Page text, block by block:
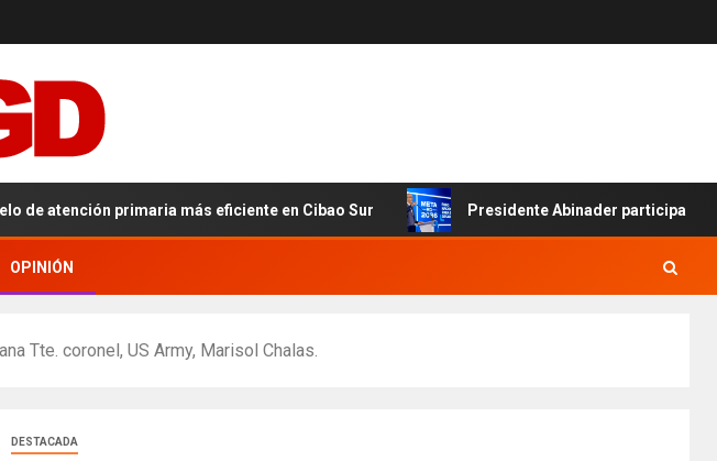
primaria más eficiente en Cibao Sur Presidente Abinader participa en primer
OPINIÓN
Tte. coronel, US Army, Marisol Chalas.
DESTACADA